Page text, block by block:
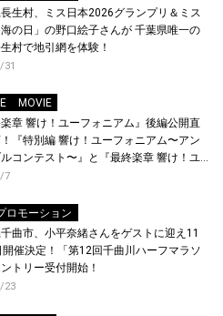
生村、ミス日本2026グランプリ＆ミス
の日」の野口絵子さんが 千葉県唯一の
村で地引網を体験！
31
MOVIE
楽章 響け！ユーフォニアム』後編公開直
『特別編 響け！ユーフォニアム〜アン
コンテスト〜』と『最終楽章 響け！ユ
アム』前編の一挙上映が決定！
7
ロモーション
曲市、小平奈緒さんをゲストに迎え11
開催決定！「第12回千曲川ハーフマラソ
トリー受付開始！
23